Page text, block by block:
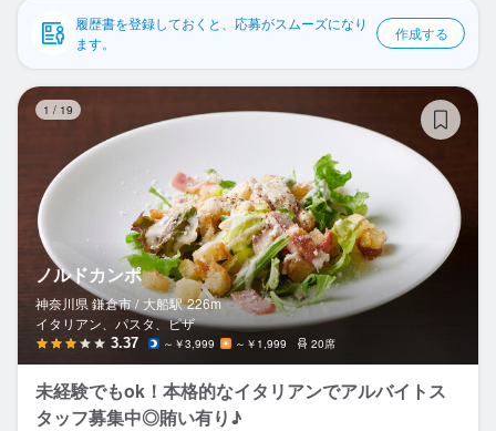
企業情報履歴書を登録しておくと、応募がスムーズになり
ます。
作成する
1 / 19
ノルドカンポ
神奈川県 鎌倉市 / 大船駅 226m
イタリアン、パスタ、ピザ
3.37 ～￥3,999 ～￥1,999 20席
未経験でもok！本格的なイタリアンでアルバイトス
タッフ募集中◎賄い有り♪